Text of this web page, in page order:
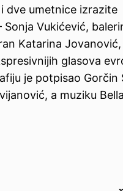
dve umetnice izrazite
Sonja Vukićević,
Katarina
glasova
je potpisao Gorčin
a muziku